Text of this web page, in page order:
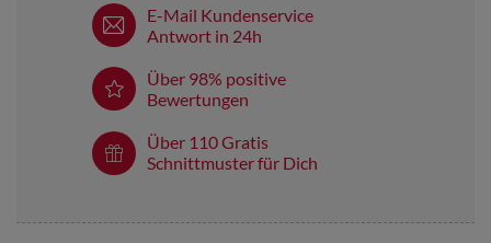
E-Mail Kundenservice
Antwort in 24h
Über 98% positive
Bewertungen
Über 110 Gratis
Schnittmuster für Dich